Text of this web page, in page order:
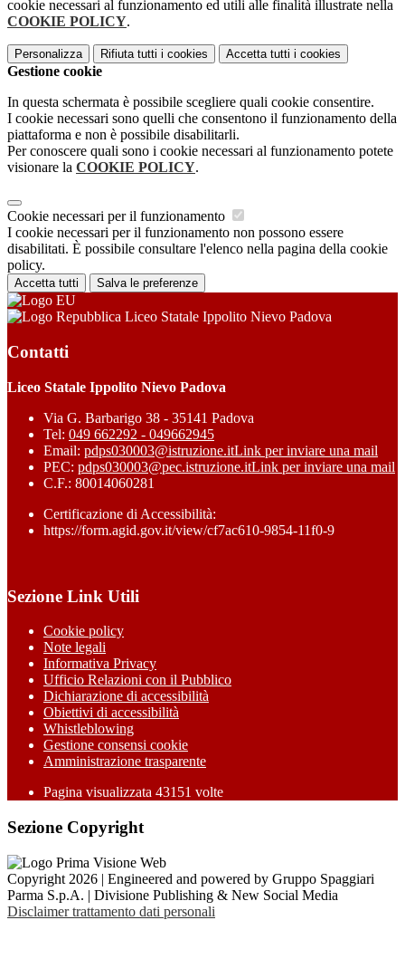
cookie necessari al funzionamento ed utili alle finalità illustrate nella
COOKIE POLICY.
Personalizza Rifiuta tutti i cookies Accetta tutti i cookies
Gestione cookie
In questa schermata è possibile scegliere quali cookie consentire.
I cookie necessari sono quelli che consentono il funzionamento della
piattaforma e non è possibile disabilitarli.
Per conoscere quali sono i cookie necessari al funzionamento potete
visionare la COOKIE POLICY.
Cookie necessari per il funzionamento
I cookie necessari per il funzionamento non possono essere
disabilitati. È possibile consultare l'elenco nella pagina della cookie
policy.
Accetta tutti Salva le preferenze
Liceo Statale Ippolito Nievo Padova
Contatti
Liceo Statale Ippolito Nievo Padova
Via G. Barbarigo 38 - 35141 Padova
Tel: 049 662292 - 049662945
Email: pdps030003@istruzione.itLink per inviare una mail
PEC: pdps030003@pec.istruzione.itLink per inviare una mail
C.F.: 80014060281
Certificazione di Accessibilità:
https://form.agid.gov.it/view/cf7ac610-9854-11f0-9
Sezione Link Utili
Cookie policy
Note legali
Informativa Privacy
Ufficio Relazioni con il Pubblico
Dichiarazione di accessibilità
Obiettivi di accessibilità
Whistleblowing
Gestione consensi cookie
Amministrazione trasparente
Pagina visualizzata 43151 volte
Sezione Copyright
Copyright 2026 | Engineered and powered by Gruppo Spaggiari
Parma S.p.A. | Divisione Publishing & New Social Media
Disclaimer trattamento dati personali